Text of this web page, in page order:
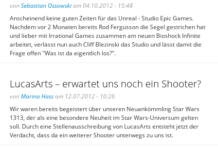
von Sebastian Ossowskiam 04.10.2012 - 15:48
Anscheinend keine guten Zeiten für das Unreal - Studio Epic Games.
Nachdem vor 2 Monaten bereits Rod Fergusson die Segel gestrichen hat
und lieber mit Irrational Games zusammen am neuen Bioshock Infinite
arbeitet, verlässt nun auch Cliff Blezinski das Studio und lässt damit die
Frage offen "Was ist da eigentlich los?".
LucasArts – erwartet uns noch ein Shooter?
von Marina Hassam 12.07.2012 - 10:26
Wir waren bereits begeistert über unseren Neuankömmling Star Wars
1313, der als eine besondere Neuheit im Star Wars-Universum gelten
soll. Durch eine Stellenausschreibung von LucasArts entsteht jetzt der
Verdacht, dass da ein weiterer Shooter unterwegs zu uns ist.